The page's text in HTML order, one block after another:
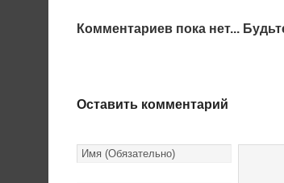
Комментариев пока нет...
Оставить комментарий